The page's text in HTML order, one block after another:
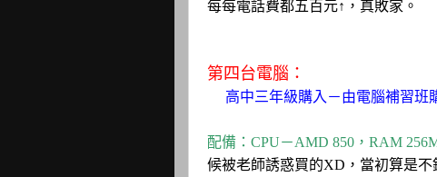
每每電話費都五百元↑，真敗家。
第四台電腦：
高中三年級購入－由電腦補習班
配備：CPU－AMD 850，RAM
候被老師誘惑買的XD，當初算是